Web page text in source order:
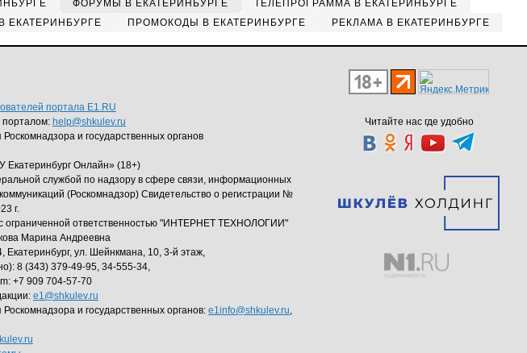
ФОРУМЫ В ЕКАТЕРИНБУРГЕ
ТЕЛЕПРОГРАММА В ЕКАТЕРИНБУРГЕ
ЕКАТЕРИНБУРГЕ ПРОМОКОДЫ В ЕКАТЕРИНБУРГЕ РЕКЛАМА В ЕКАТЕРИНБУРГЕ
Читайте нас где удобно
портала E1.RU
help@shkulev.ru
и государственных органов
Екатеринбург Онлайн» (18+)
службой по надзору в сфере связи, информационных
(Роскомнадзор) Свидетельство о регистрации №
г.
ограниченной ответственностью "ИНТЕРНЕТ ТЕХНОЛОГИИ"
Марина Андреевна
Екатеринбург, ул. Шейнкмана, 10, 3-й этаж,
8 (343) 379-49-95, 34-555-34,
+7 909 704-57-70
e1@shkulev.ru
и государственных органов: e1info@shkulev.ru,